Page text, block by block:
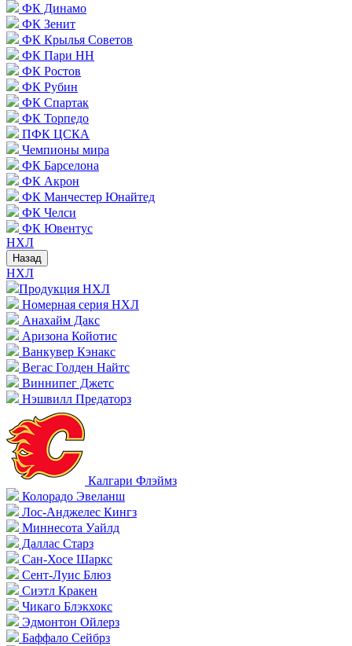
ФК Динамо
ФК Зенит
ФК Крылья Советов
ФК Пари НН
ФК Ростов
ФК Рубин
ФК Спартак
ФК Торпедо
ПФК ЦСКА
Чемпионы мира
ФК Барселона
ФК Акрон
ФК Манчестер Юнайтед
ФК Челси
ФК Ювентус
НХЛ
Назад
НХЛ
Продукция НХЛ
Номерная серия НХЛ
Анахайм Дакс
Аризона Койотис
Ванкувер Кэнакс
Вегас Голден Найтс
Виннипег Джетс
Нэшвилл Предаторз
Калгари Флэймз
Колорадо Эвеланш
Лос-Анджелес Кингз
Миннесота Уайлд
Даллас Старз
Сан-Хосе Шаркс
Сент-Луис Блюз
Сиэтл Кракен
Чикаго Блэкхокс
Эдмонтон Ойлерз
Баффало Сейбрз